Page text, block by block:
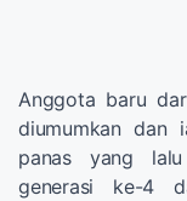
Anggota baru
diumumkan dan
panas yang
generasi ke-4